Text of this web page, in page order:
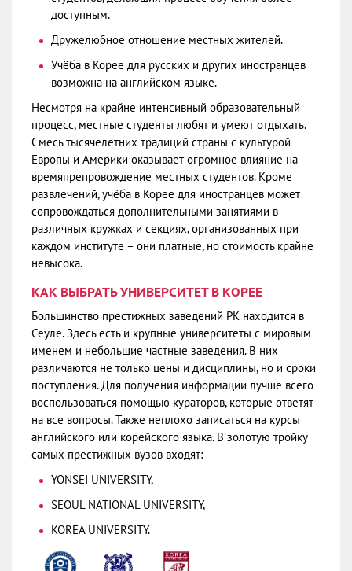
доступным.
Дружелюбное отношение местных жителей.
Учёба в Корее для русских и других иностранцев
возможна на английском языке.
Несмотря на крайне интенсивный образовательный
процесс, местные студенты любят и умеют отдыхать.
Смесь тысячелетних традиций страны с культурой
Европы и Америки оказывает огромное влияние на
времяпрепровождение местных студентов. Кроме
развлечений, учёба в Корее для иностранцев может
сопровождаться дополнительными занятиями в
различных кружках и секциях, организованных при
каждом институте – они платные, но стоимость крайне
невысока.
КАК ВЫБРАТЬ УНИВЕРСИТЕТ В КОРЕЕ
Большинство престижных заведений РК находится в
Сеуле. Здесь есть и крупные университеты с мировым
именем и небольшие частные заведения. В них
различаются не только цены и дисциплины, но и сроки
поступления. Для получения информации лучше всего
воспользоваться помощью кураторов, которые ответят
на все вопросы. Также неплохо записаться на курсы
английского или корейского языка. В золотую тройку
самых престижных вузов входят:
YONSEI UNIVERSITY,
SEOUL NATIONAL UNIVERSITY,
KOREA UNIVERSITY.